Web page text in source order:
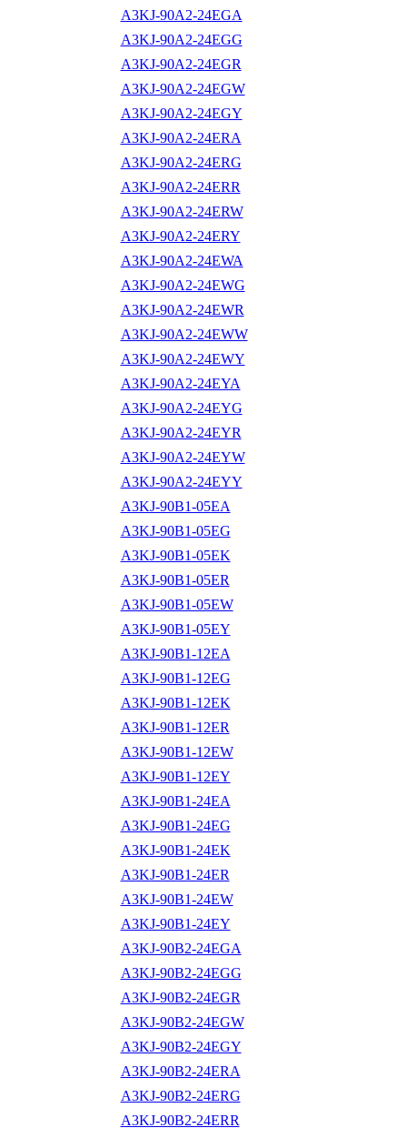
A3KJ-90A2-24EGA
A3KJ-90A2-24EGG
A3KJ-90A2-24EGR
A3KJ-90A2-24EGW
A3KJ-90A2-24EGY
A3KJ-90A2-24ERA
A3KJ-90A2-24ERG
A3KJ-90A2-24ERR
A3KJ-90A2-24ERW
A3KJ-90A2-24ERY
A3KJ-90A2-24EWA
A3KJ-90A2-24EWG
A3KJ-90A2-24EWR
A3KJ-90A2-24EWW
A3KJ-90A2-24EWY
A3KJ-90A2-24EYA
A3KJ-90A2-24EYG
A3KJ-90A2-24EYR
A3KJ-90A2-24EYW
A3KJ-90A2-24EYY
A3KJ-90B1-05EA
A3KJ-90B1-05EG
A3KJ-90B1-05EK
A3KJ-90B1-05ER
A3KJ-90B1-05EW
A3KJ-90B1-05EY
A3KJ-90B1-12EA
A3KJ-90B1-12EG
A3KJ-90B1-12EK
A3KJ-90B1-12ER
A3KJ-90B1-12EW
A3KJ-90B1-12EY
A3KJ-90B1-24EA
A3KJ-90B1-24EG
A3KJ-90B1-24EK
A3KJ-90B1-24ER
A3KJ-90B1-24EW
A3KJ-90B1-24EY
A3KJ-90B2-24EGA
A3KJ-90B2-24EGG
A3KJ-90B2-24EGR
A3KJ-90B2-24EGW
A3KJ-90B2-24EGY
A3KJ-90B2-24ERA
A3KJ-90B2-24ERG
A3KJ-90B2-24ERR